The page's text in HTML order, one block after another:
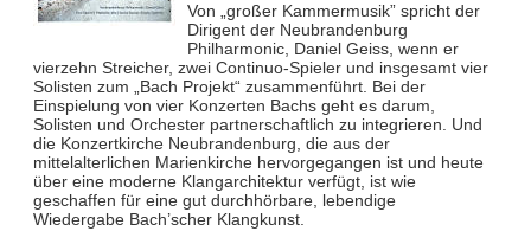
Von „großer Kammermusik” spricht der
Dirigent der Neubrandenburg
Philharmonic, Daniel Geiss, wenn er
vierzehn Streicher, zwei Continuo-Spieler und insgesamt vier
Solisten zum „Bach Projekt“ zusammenführt. Bei der
Einspielung von vier Konzerten Bachs geht es darum,
Solisten und Orchester partnerschaftlich zu integrieren. Und
die Konzertkirche Neubrandenburg, die aus der
mittelalterlichen Marienkirche hervorgegangen ist und heute
über eine moderne Klangarchitektur verfügt, ist wie
geschaffen für eine gut durchhörbare, lebendige
Wiedergabe Bach’scher Klangkunst.